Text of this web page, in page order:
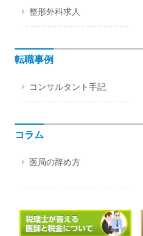
整形外科求人
転職事例
コンサルタント手記
コラム
医局の辞め方